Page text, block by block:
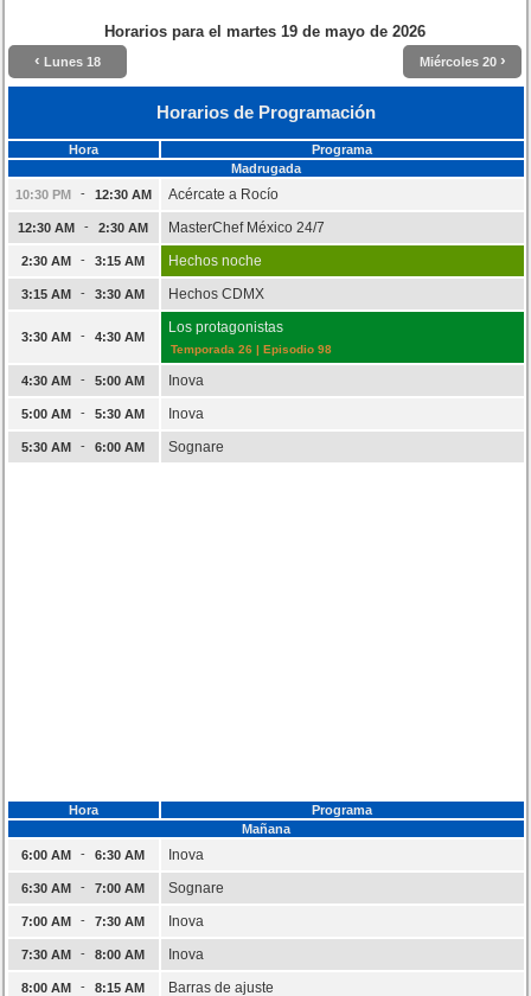
Horarios para elmartes 19 de mayo de 2026
‹ Lunes 18 Miércoles 20 ›
Horarios de Programación
Hora
Programa
Madrugada
10:30 PM
- 12:30 AM Acércate a Rocío
12:30 AM - 2:30 AM MasterChef México 24/7
2:30 AM - 3:15 AM Hechos noche
3:15 AM - 3:30 AM Hechos CDMX
3:30 AM - 4:30 AM
Los protagonistas
Temporada 26 | Episodio 98
4:30 AM - 5:00 AM Inova
5:00 AM - 5:30 AM Inova
5:30 AM - 6:00 AM Sognare
Hora
Programa
Mañana
6:00 AM
- 6:30 AM Inova
6:30 AM - 7:00 AM Sognare
7:00 AM - 7:30 AM Inova
7:30 AM - 8:00 AM Inova
8:00 AM - 8:15 AM Barras de ajuste